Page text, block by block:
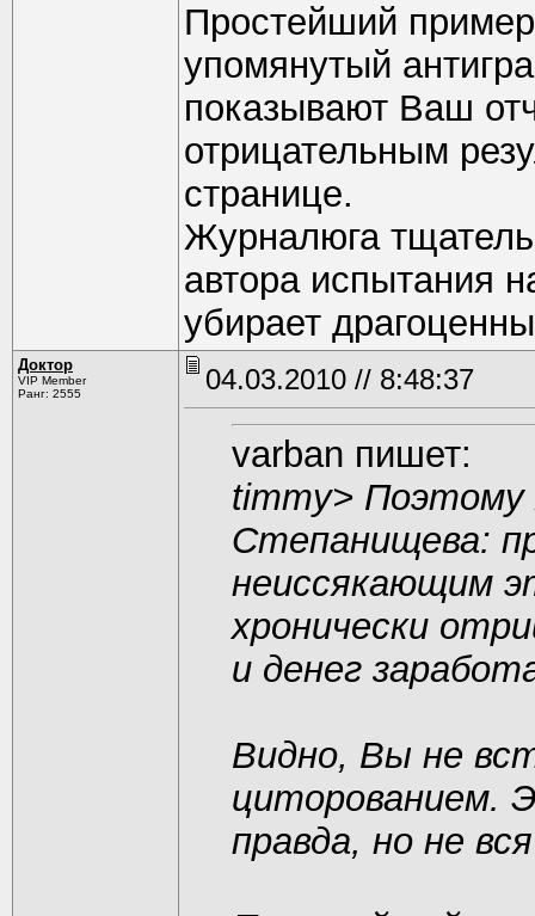
Простейший
упомянутый
показывают Ваш
отрицательным
странице.
Журналюга
автора испытания
убирает
Доктор
VIP Member
Ранг: 2555
04.03.2010 // 8:48:37
varban пишет:
timmy> Поэтому
Степанищева:
неиссякающим
хронически
и денег
Видно, Вы не
циторованием.
правда, но не